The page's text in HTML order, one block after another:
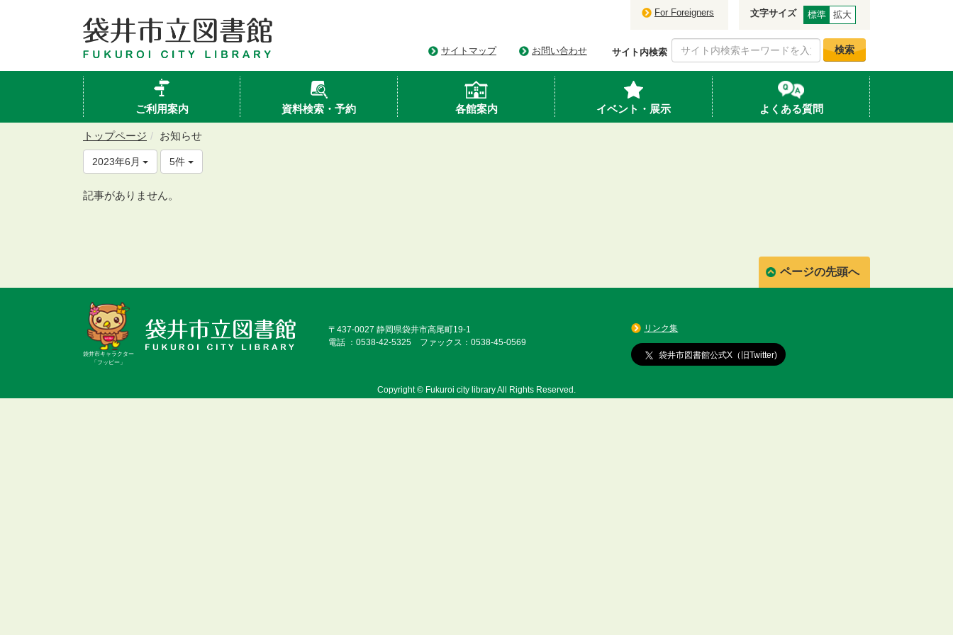
For Foreigners 文字サイズ 標準 拡大
サイトマップ お問い合わせ サイト内検索 検索
ご利用案内 資料検索・予約 各館案内 イベント・展示 よくある質問
トップページ お知らせ
2023年6月 5件
記事がありません。
ページの先頭へ
袋井市キャラクター
「フッピー」
〒437-0027 静岡県袋井市高尾町19-1
電話 ：0538-42-5325 ファックス：0538-45-0569
リンク集
袋井市図書館公式X（旧Twitter)
Copyright © Fukuroi city library All Rights Reserved.